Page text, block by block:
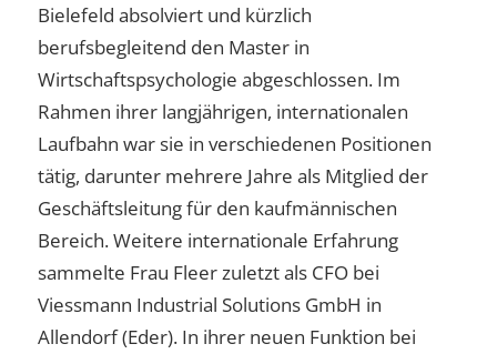
Bielefeld absolviert und kürzlich
berufsbegleitend den Master in
Wirtschaftspsychologie abgeschlossen. Im
Rahmen ihrer langjährigen, internationalen
Laufbahn war sie in verschiedenen Positionen
tätig, darunter mehrere Jahre als Mitglied der
Geschäftsleitung für den kaufmännischen
Bereich. Weitere internationale Erfahrung
sammelte Frau Fleer zuletzt als CFO bei
Viessmann Industrial Solutions GmbH in
Allendorf (Eder). In ihrer neuen Funktion bei